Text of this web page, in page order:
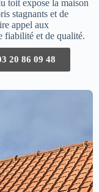
toit expose la maison
stagnants et de
appel aux
fiabilité et de qualité.
20 86 09 48